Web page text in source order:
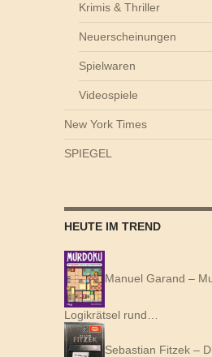
Krimis & Thriller
Neuerscheinungen
Spielwaren
Videospiele
New York Times
SPIEGEL
HEUTE IM TREND
Manuel Garand –
Logikrätsel rund…
Sebastian Fitzek –